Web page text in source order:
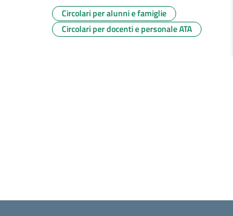
Circolari per alunni e famiglie
Circolari per docenti e personale ATA